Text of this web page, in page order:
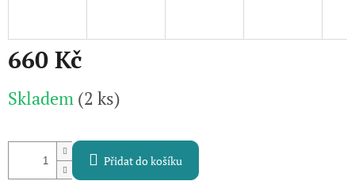
660 Kč
cena:
Skladem (2 ks)
Přidat do košíku